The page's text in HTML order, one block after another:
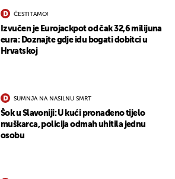
ČESTITAMO!
Izvučen je Eurojackpot od čak 32,6 milijuna
eura: Doznajte gdje idu bogati dobitci u
Hrvatskoj
SUMNJA NA NASILNU SMRT
Šok u Slavoniji: U kući pronađeno tijelo
muškarca, policija odmah uhitila jednu
osobu